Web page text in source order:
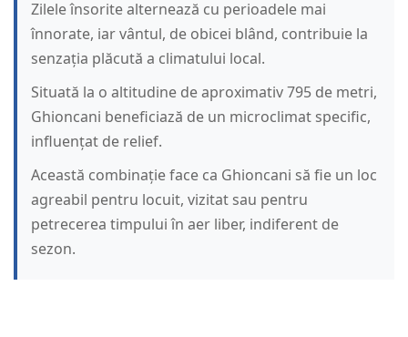
Zilele însorite alternează cu perioadele mai
înnorate, iar vântul, de obicei blând, contribuie la
senzația plăcută a climatului local.
Situată la o altitudine de aproximativ 795 de metri,
Ghioncani beneficiază de un microclimat specific,
influențat de relief.
Această combinație face ca Ghioncani să fie un loc
agreabil pentru locuit, vizitat sau pentru
petrecerea timpului în aer liber, indiferent de
sezon.